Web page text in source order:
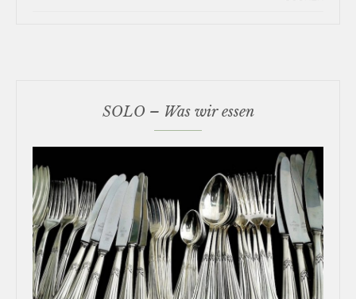
SOLO – Was wir essen